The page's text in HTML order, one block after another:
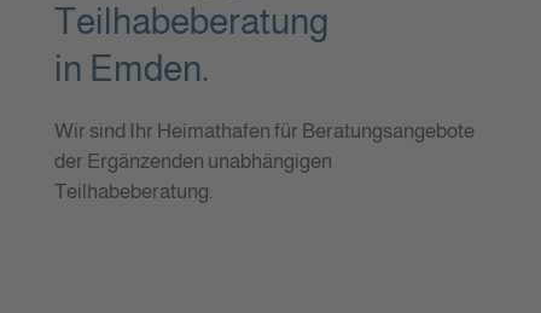
Teilhabeberatung
in Emden.
Wir sind Ihr Heimathafen für Beratungsangebote
der Ergänzenden unabhängigen
Teilhabeberatung.